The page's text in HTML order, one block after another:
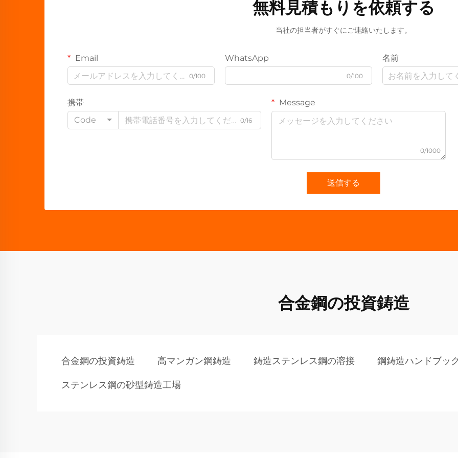
無料見積もりを依頼する
当社の担当者がすぐにご連絡いたします。
Email
0/100
WhatsApp
0/100
名前
携帯
Code
0/16
Message
0/1000
送信する
合金鋼の投資鋳造
合金鋼の投資鋳造 高マンガン鋼鋳造 鋳造ステンレス鋼の溶接 鋼鋳造ハンドブック
ステンレス鋼の砂型鋳造工場